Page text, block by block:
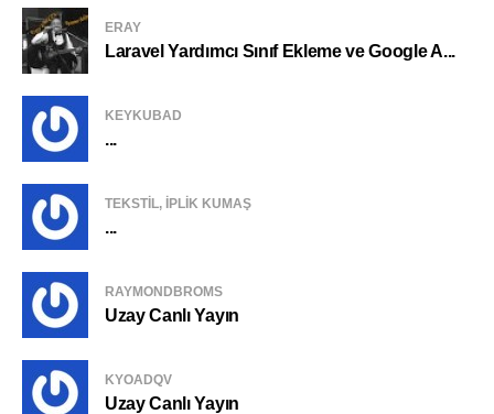
ERAY
Laravel Yardımcı Sınıf Ekleme ve Google A...
KEYKUBAD
...
TEKSTIL, IPLIK KUMAŞ
...
RAYMONDBROMS
Uzay Canlı Yayın
KYOADQV
Uzay Canlı Yayın